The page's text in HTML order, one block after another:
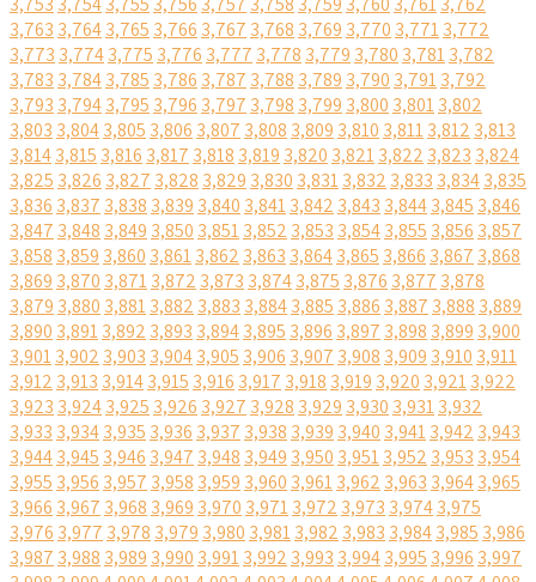
3,763 3,7643,765 3,766 3,767 3,768 3,769 3,770 3,7713,772
3,773 3,7743,775 3,776 3,777 3,778 3,779 3,780 3,7813,782
3,783 3,7843,785 3,786 3,787 3,788 3,789 3,790 3,7913,792
3,793 3,7943,795 3,796 3,797 3,798 3,799 3,800 3,8013,802
3,803 3,8043,805 3,806 3,807 3,808 3,809 3,810 3,8113,812 3,813
3,8143,815 3,816 3,817 3,818 3,819 3,820 3,8213,822 3,823 3,824
3,825 3,826 3,827 3,828 3,829 3,830 3,8313,832 3,833 3,8343,835
3,836 3,837 3,838 3,839 3,840 3,8413,842 3,843 3,8443,845 3,846
3,847 3,848 3,849 3,850 3,8513,852 3,853 3,8543,855 3,856 3,857
3,858 3,859 3,860 3,8613,862 3,863 3,8643,865 3,866 3,867 3,868
3,869 3,870 3,8713,872 3,873 3,8743,875 3,876 3,877 3,878
3,879 3,880 3,8813,882 3,883 3,8843,885 3,886 3,887 3,888 3,889
3,890 3,8913,892 3,893 3,8943,895 3,896 3,897 3,898 3,899 3,900
3,9013,902 3,903 3,9043,905 3,906 3,907 3,908 3,909 3,910 3,911
3,912 3,913 3,9143,915 3,916 3,917 3,918 3,919 3,920 3,9213,922
3,923 3,9243,925 3,926 3,927 3,928 3,929 3,930 3,9313,932
3,933 3,9343,935 3,936 3,937 3,938 3,939 3,940 3,9413,942 3,943
3,9443,945 3,946 3,947 3,948 3,949 3,950 3,9513,952 3,953 3,954
3,955 3,956 3,957 3,958 3,959 3,960 3,9613,962 3,963 3,9643,965
3,966 3,967 3,968 3,969 3,970 3,9713,972 3,973 3,9743,975
3,976 3,977 3,978 3,979 3,980 3,9813,982 3,983 3,9843,985 3,986
3,987 3,988 3,989 3,990 3,9913,992 3,993 3,9943,995 3,996 3,997